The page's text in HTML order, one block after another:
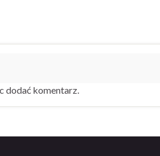
dodać komentarz.